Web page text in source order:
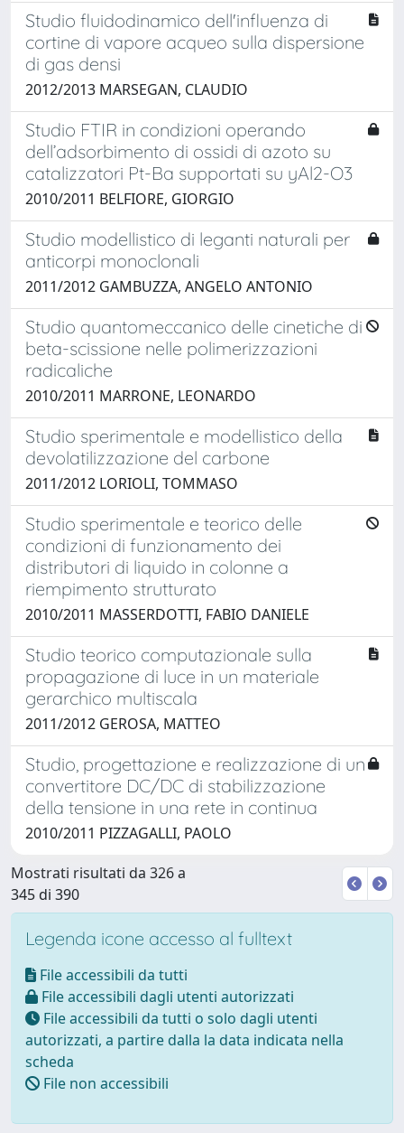
Studio fluidodinamico dell'influenza di
cortine di vapore acqueo sulla dispersione
di gas densi
2012/2013 MARSEGAN, CLAUDIO
Studio FTIR in condizioni operando
dell’adsorbimento di ossidi di azoto su
catalizzatori Pt-Ba supportati su yAl2-O3
2010/2011 BELFIORE, GIORGIO
Studio modellistico di leganti naturali per
anticorpi monoclonali
2011/2012 GAMBUZZA, ANGELO ANTONIO
Studio quantomeccanico delle cinetiche di
beta-scissione nelle polimerizzazioni
radicaliche
2010/2011 MARRONE, LEONARDO
Studio sperimentale e modellistico della
devolatilizzazione del carbone
2011/2012 LORIOLI, TOMMASO
Studio sperimentale e teorico delle
condizioni di funzionamento dei
distributori di liquido in colonne a
riempimento strutturato
2010/2011 MASSERDOTTI, FABIO DANIELE
Studio teorico computazionale sulla
propagazione di luce in un materiale
gerarchico multiscala
2011/2012 GEROSA, MATTEO
Studio, progettazione e realizzazione di un
convertitore DC/DC di stabilizzazione
della tensione in una rete in continua
2010/2011 PIZZAGALLI, PAOLO
Mostrati risultati da 326 a
345 di 390
Legenda icone accesso al fulltext
File accessibili da tutti
File accessibili dagli utenti autorizzati
File accessibili da tutti o solo dagli utenti
autorizzati, a partire dalla la data indicata nella
scheda
File non accessibili